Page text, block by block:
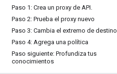
Paso 1: Crea un proxy de API.
Paso 2: Prueba el proxy nuevo
Paso 3: Cambia el extremo de destino
Paso 4: Agrega una política
Paso siguiente: Profundiza tus
conocimientos